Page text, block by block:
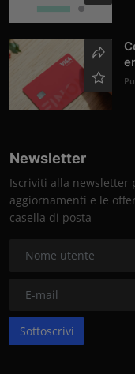
Newsletter
Iscriviti alla newsletter
aggiornamenti e le
casella di posta
Sottoscrivi